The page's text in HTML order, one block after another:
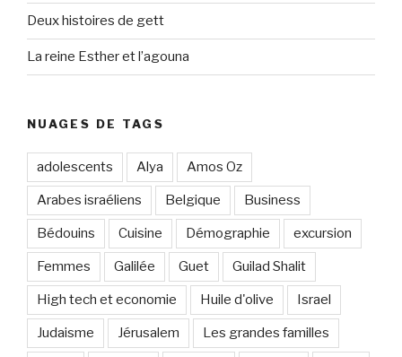
Deux histoires de gett
La reine Esther et l’agouna
NUAGES DE TAGS
adolescents Alya Amos Oz
Arabes israéliens Belgique Business
Bédouins Cuisine Démographie excursion
Femmes Galilée Guet Guilad Shalit
High tech et economie Huile d'olive Israel
Judaisme Jérusalem Les grandes familles